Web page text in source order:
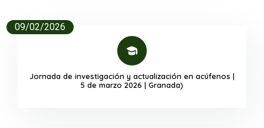
Jornada de investigación y actualización en acúfenos |
5 de marzo 2026 | Granada)
09/02/2026